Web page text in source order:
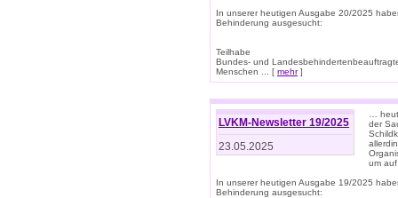
In unserer heutigen Ausgabe 20/2025
Behinderung ausgesucht:
Teilhabe
Bundes- und
Menschen ... [ mehr]
LVKM-Newsletter 19/2025
23.05.2025
…
der
um
In unserer heutigen Ausgabe 19/2025
Behinderung ausgesucht: